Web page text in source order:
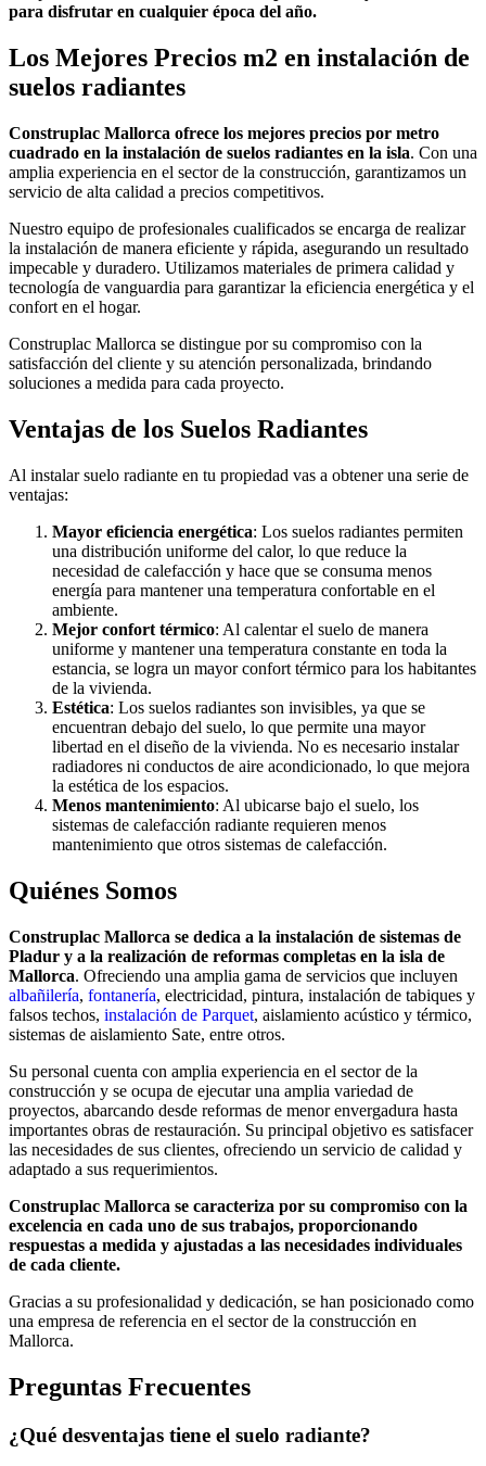
para disfrutar en cualquier época del año.
Los Mejores Precios m2 en instalación de
suelos radiantes
Construplac Mallorca ofrece los mejores precios por metro
cuadrado en la instalación de suelos radiantes en la isla. Con una
amplia experiencia en el sector de la construcción, garantizamos un
servicio de alta calidad a precios competitivos.
Nuestro equipo de profesionales cualificados se encarga de realizar
la instalación de manera eficiente y rápida, asegurando un resultado
impecable y duradero. Utilizamos materiales de primera calidad y
tecnología de vanguardia para garantizar la eficiencia energética y el
confort en el hogar.
Construplac Mallorca se distingue por su compromiso con la
satisfacción del cliente y su atención personalizada, brindando
soluciones a medida para cada proyecto.
Ventajas de los Suelos Radiantes
Al instalar suelo radiante en tu propiedad vas a obtener una serie de
ventajas:
Mayor eficiencia energética: Los suelos radiantes permiten
una distribución uniforme del calor, lo que reduce la
necesidad de calefacción y hace que se consuma menos
energía para mantener una temperatura confortable en el
ambiente.
Mejor confort térmico: Al calentar el suelo de manera
uniforme y mantener una temperatura constante en toda la
estancia, se logra un mayor confort térmico para los habitantes
de la vivienda.
Estética: Los suelos radiantes son invisibles, ya que se
encuentran debajo del suelo, lo que permite una mayor
libertad en el diseño de la vivienda. No es necesario instalar
radiadores ni conductos de aire acondicionado, lo que mejora
la estética de los espacios.
Menos mantenimiento: Al ubicarse bajo el suelo, los
sistemas de calefacción radiante requieren menos
mantenimiento que otros sistemas de calefacción.
Quiénes Somos
Construplac Mallorca se dedica a la instalación de sistemas de
Pladur y a la realización de reformas completas en la isla de
Mallorca. Ofreciendo una amplia gama de servicios que incluyen
albañilería, fontanería, electricidad, pintura, instalación de tabiques y
falsos techos, instalación de Parquet, aislamiento acústico y térmico,
sistemas de aislamiento Sate, entre otros.
Su personal cuenta con amplia experiencia en el sector de la
construcción y se ocupa de ejecutar una amplia variedad de
proyectos, abarcando desde reformas de menor envergadura hasta
importantes obras de restauración. Su principal objetivo es satisfacer
las necesidades de sus clientes, ofreciendo un servicio de calidad y
adaptado a sus requerimientos.
Construplac Mallorca se caracteriza por su compromiso con la
excelencia en cada uno de sus trabajos, proporcionando
respuestas a medida y ajustadas a las necesidades individuales
de cada cliente.
Gracias a su profesionalidad y dedicación, se han posicionado como
una empresa de referencia en el sector de la construcción en
Mallorca.
Preguntas Frecuentes
¿Qué desventajas tiene el suelo radiante?